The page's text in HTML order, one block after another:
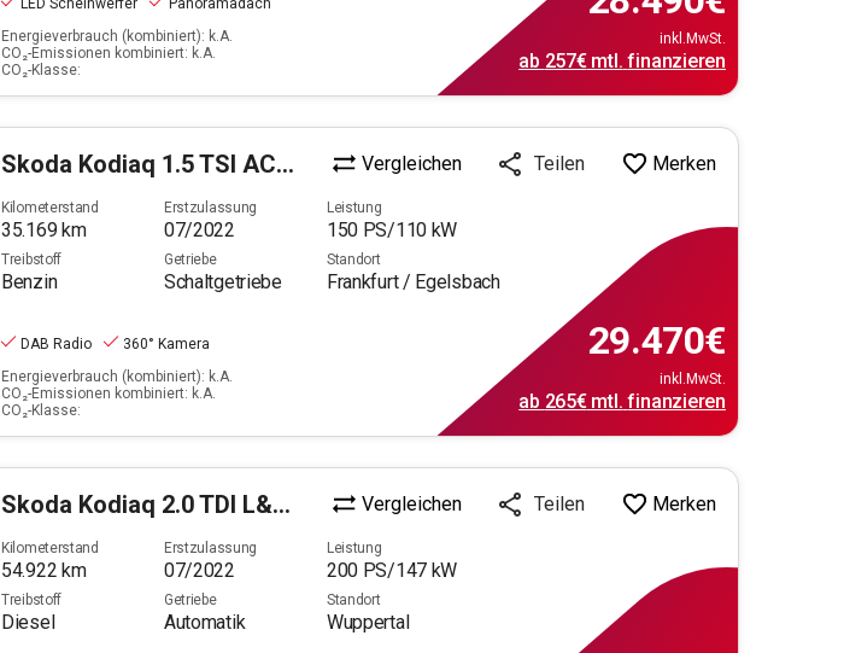
LED Scheinwerfer
Panoramadach
Energieverbrauch (kombiniert): k.A.
CO₂-Emissionen kombiniert: k.A.
CO₂-Klasse:
inkl.MwSt.
ab 257€mtl. finanzieren
Skoda Kodiaq 1.5 TSI ACT Tour OPF (EURO 6d) Vergleichen Teilen Merken
Kilometerstand
35.169km
Erstzulassung
07/2022
Leistung
150 PS/110 kW
Treibstoff
Benzin
Getriebe
Schaltgetriebe
Standort
Frankfurt / Egelsbach
DAB Radio
360° Kamera
Energieverbrauch (kombiniert): k.A.
CO₂-Emissionen kombiniert: k.A.
CO₂-Klasse:
29.470€
inkl.MwSt.
ab 265€mtl. finanzieren
Skoda Kodiaq 2.0 TDI L&K 4x4 (EURO 6d) Vergleichen Teilen Merken
Kilometerstand
54.922 km
Erstzulassung
07/2022
Leistung
200 PS/147 kW
Treibstoff
Diesel
Getriebe
Automatik
Standort
Wuppertal